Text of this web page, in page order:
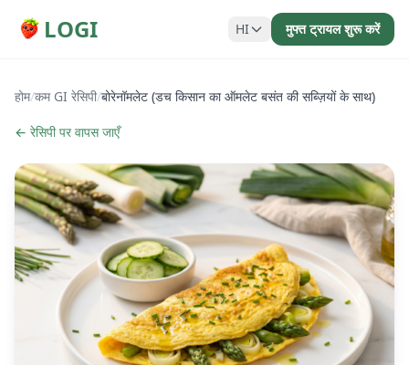
LOGI HI मुफ्त ट्रायल शुरू करें
होम/कम GI रेसिपी/बोरेनॉमलेट (डच किसान का ऑमलेट बसंत की सब्ज़ियों के साथ)
← रेसिपी पर वापस जाएँ